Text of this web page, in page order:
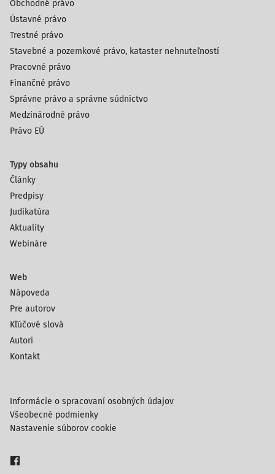
Obchodné právo
Ústavné právo
Trestné právo
Stavebné a pozemkové právo, kataster nehnuteľností
Pracovné právo
Finančné právo
Správne právo a správne súdnictvo
Medzinárodné právo
Právo EÚ
Typy obsahu
Články
Predpisy
Judikatúra
Aktuality
Webináre
Web
Nápoveda
Pre autorov
Kľúčové slová
Autori
Kontakt
Informácie o spracovaní osobných údajov
Všeobecné podmienky
Nastavenie súborov cookie